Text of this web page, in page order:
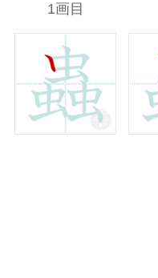
1画目